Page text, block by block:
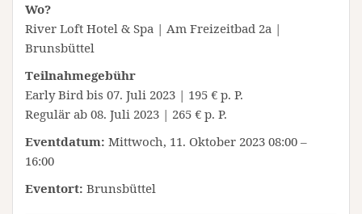
Wo?
River Loft Hotel & Spa | Am Freizeitbad 2a |
Brunsbüttel
Teilnahmegebühr
Early Bird bis 07. Juli 2023 | 195 € p. P.
Regulär ab 08. Juli 2023 | 265 € p. P.
Eventdatum: Mittwoch, 11. Oktober 2023 08:00 –
16:00
Eventort: Brunsbüttel